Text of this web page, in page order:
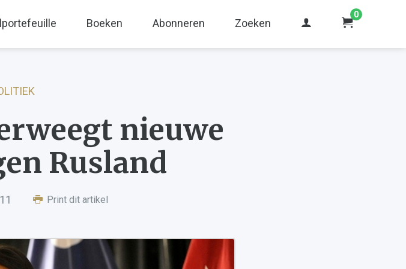
Boeken Abonneren Zoeken
0
nieuwe
Rusland
Print dit artikel